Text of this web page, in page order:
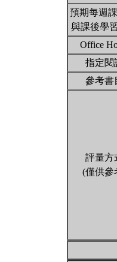
預期每週
與課後學
Office
指定閱
參考書
評量方
(僅供參